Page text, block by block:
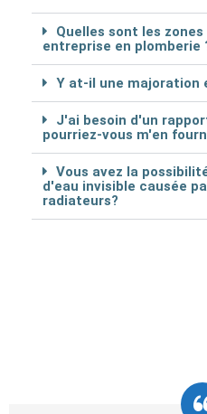
Quelles sont les
entreprise en plomberie
Y at-il une majoration
J'ai besoin d'un
pourriez-vous m'en
Vous avez la
d'eau invisible causée
radiateurs?